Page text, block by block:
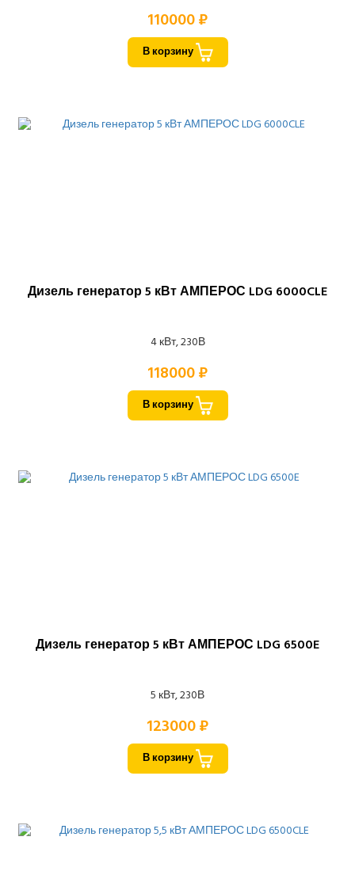
110000 ₽
В корзину
Дизель генератор 5 кВт АМПЕРОС LDG 6000CLE
4 кВт, 230В
118000 ₽
В корзину
Дизель генератор 5 кВт АМПЕРОС LDG 6500E
5 кВт, 230В
123000 ₽
В корзину